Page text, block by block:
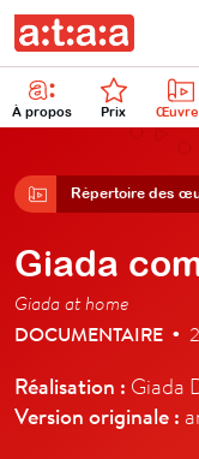
À propos Prix
Répertoire des
Giada
Giada at home
DOCUMENTAIRE •
Réalisation : Giada
Version originale :